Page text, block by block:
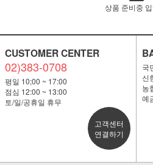
상품 준비중
CUSTOMER CENTER
02)383-0708
평일 10;00 ~ 17:00
점심 12:00 ~ 13:00
토/일/공휴일 휴무
고객센터
연결하기
국
신
농
예